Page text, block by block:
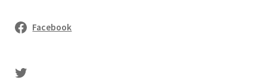
Facebook
sasaki's Twitter